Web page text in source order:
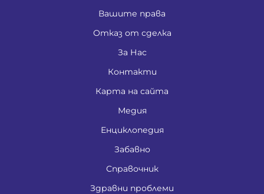
Вашите права
Отказ от сделка
За Нас
Контакти
Карта на сайта
Медия
Енциклопедия
Забавно
Справочник
Здравни проблеми